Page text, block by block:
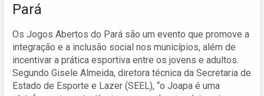
Pará
Os Jogos Abertos do Pará são um evento que promove a
integração e a inclusão social nos municípios, além de
incentivar a prática esportiva entre os jovens e adultos.
Segundo Gisele Almeida, diretora técnica da Secretaria de
Estado de Esporte e Lazer (SEEL), “o Joapa é uma